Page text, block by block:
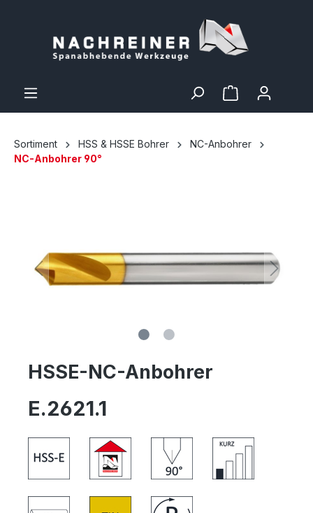
Sortiment HSS & HSSE Bohrer
NC-Anbohrer
NC-Anbohrer 90°
HSSE-NC-Anbohrer
E.2621.1